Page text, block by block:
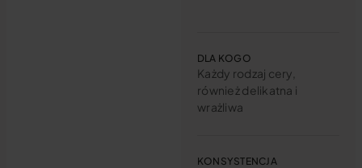
DLA KOGO
Każdy rodzaj cery,
również delikatna i
wrażliwa
KONSYSTENCJA